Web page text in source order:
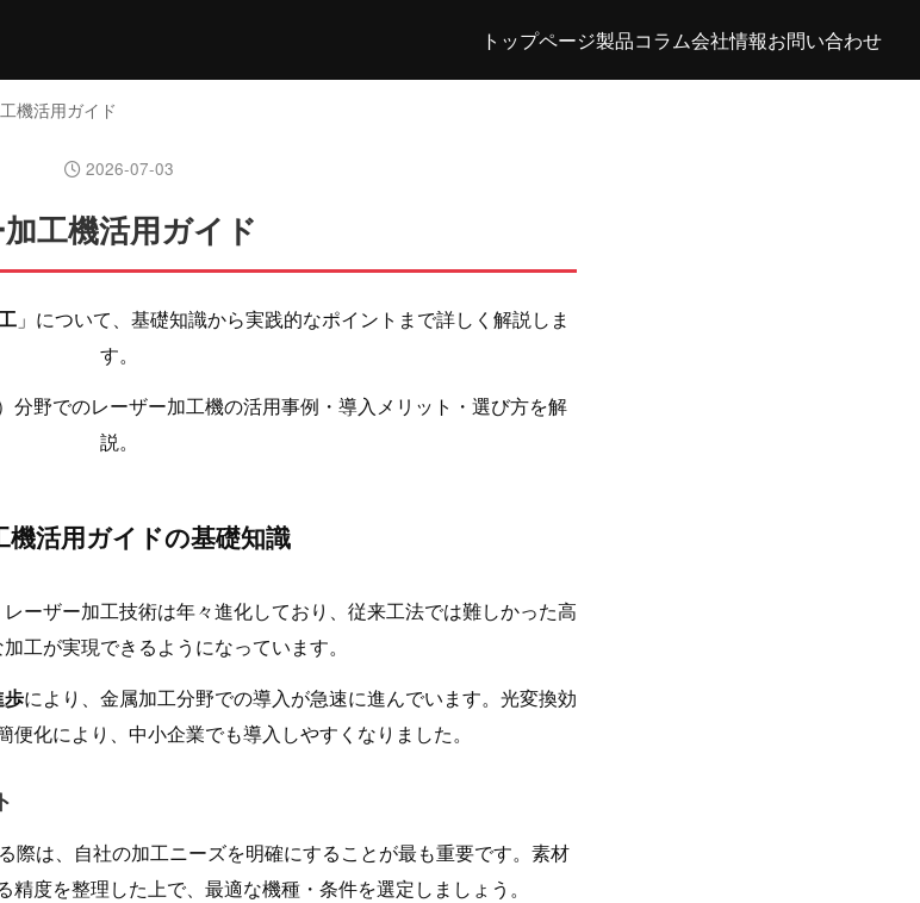
トップページ製品コラム会社情報お問い合わせ
機活用ガイド
2026-07-03
工機活用ガイド
」について、基礎知識から実践的なポイントまで詳しく解説しま
す。
分野でのレーザー加工機の活用事例・導入メリット・選び方を解
説。
活用ガイドの基礎知識
ーザー加工技術は年々進化しており、従来工法では難しかった高
工が実現できるようになっています。
歩により、金属加工分野での導入が急速に進んでいます。光変換効
化により、中小企業でも導入しやすくなりました。
際は、自社の加工ニーズを明確にすることが最も重要です。素材
度を整理した上で、最適な機種・条件を選定しましょう。